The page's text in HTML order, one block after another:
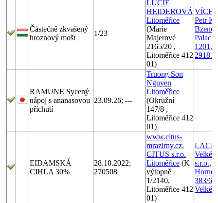
Částečně zkvašený
hroznový mošt
1/23
LUCIE
HEIDEROVÁ
Litoměřice
(Marie
Majerové
2165/20 ,
Litoměřice 412
01)
Petr
1201,
RAMUNE Sycený
nápoj s ananasovou
příchutí
23.09.26; ---
Truong Son
Nguyen
Litoměřice
(Okružní
147/8 ,
Litoměřice 412
01)
EIDAMSKÁ
CIHLA 30%
28.10.2022;
270508
www.citus-
mrazirny.cz,
CITUS s.r.o.
Litoměřice (K
výtopně
1/2140,
Litoměřice 412
01)
Velké
s.r.o.,
383/
Velké